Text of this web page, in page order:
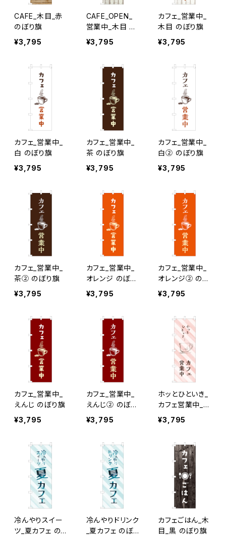
CAFE_木目_赤
のぼり旗
¥3,795
CAFE_OPEN_
営業中_木目 の
ぼり旗
¥3,795
カフェ_営業中_
木目 のぼり旗
¥3,795
カフェ_営業中_
白 のぼり旗
¥3,795
カフェ_営業中_
茶 のぼり旗
¥3,795
カフェ_営業中_
白② のぼり旗
¥3,795
カフェ_営業中_
茶② のぼり旗
¥3,795
カフェ_営業中_
オレンジ のぼり
旗
¥3,795
カフェ_営業中_
オレンジ② のぼ
り旗
¥3,795
カフェ_営業中_
えんじ のぼり旗
¥3,795
カフェ_営業中_
えんじ② のぼり
旗
¥3,795
ホッとひといき_
カフェ営業中_ピ
ンクストライプ
のぼり旗
¥3,795
冷んやりスイー
ツ_夏カフェ の
冷んやりドリンク
_夏カフェ のぼり
カフェごはん_木
目_黒 のぼり旗